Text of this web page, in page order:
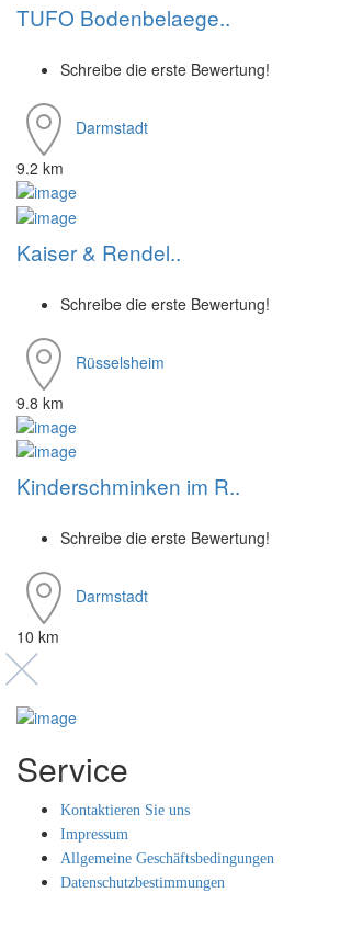
TUFO Bodenbelaege..
Schreibe die erste Bewertung!
Darmstadt
9.2 km
Kaiser & Rendel..
Schreibe die erste Bewertung!
Rüsselsheim
9.8 km
Kinderschminken im R..
Schreibe die erste Bewertung!
Darmstadt
10 km
Service
Kontaktieren Sie uns
Impressum
Allgemeine Geschäftsbedingungen
Datenschutzbestimmungen